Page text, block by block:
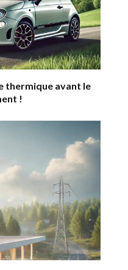
thermique avant le
!